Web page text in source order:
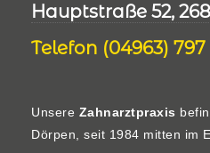
Hauptstraße 52,
Telefon (04963) 797
Unsere Zahnarztpraxis
Dörpen, seit 1984 mitten im